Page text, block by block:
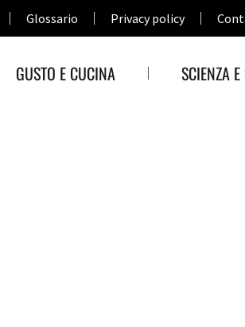
Glossario Privacy policy
GUSTO E CUCINA SCIENZA